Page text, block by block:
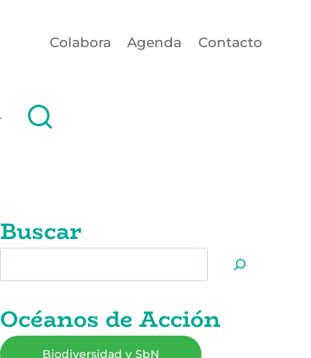
Colabora Agenda Contacto
Buscar
Océanos de Acción
Biodiversidad y SbN